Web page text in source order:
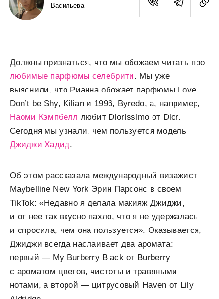
Васильева
Должны признаться, что мы обожаем читать про
любимые парфюмы селебрити. Мы уже
выяснили, что Рианна обожает парфюмы Love
Don’t be Shy, Kilian и 1996, Byredo, а, например,
Наоми Кэмпбелл любит Diorissimo от Dior.
Сегодня мы узнали, чем пользуется модель
Джиджи Хадид.
Об этом рассказала международный визажист
Maybelline New York Эрин Парсонс в своем
TikTok: «Недавно я делала макияж Джиджи,
и от нее так вкусно пахло, что я не удержалась
и спросила, чем она пользуется». Оказывается,
Джиджи всегда наслаивает два аромата:
первый — My Burberry Black от Burberry
с ароматом цветов, чистоты и травяными
нотами, а второй — цитрусовый Haven от Lily